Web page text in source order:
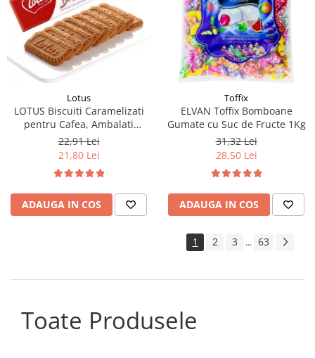
Lotus
LOTUS Biscuiti Caramelizati
pentru Cafea, Ambalati
Individual 50buc 312.5g
22,91 Lei
21,80 Lei
ADAUGA IN COS
Toffix
ELVAN Toffix Bomboane
Gumate cu Suc de Fructe 1Kg
31,32 Lei
28,50 Lei
ADAUGA IN COS
1 2 3 ... 63
Toate Produsele